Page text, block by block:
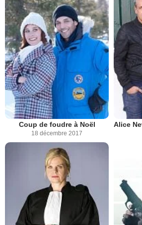
Coup de foudre à Noël
18 décembre 2017